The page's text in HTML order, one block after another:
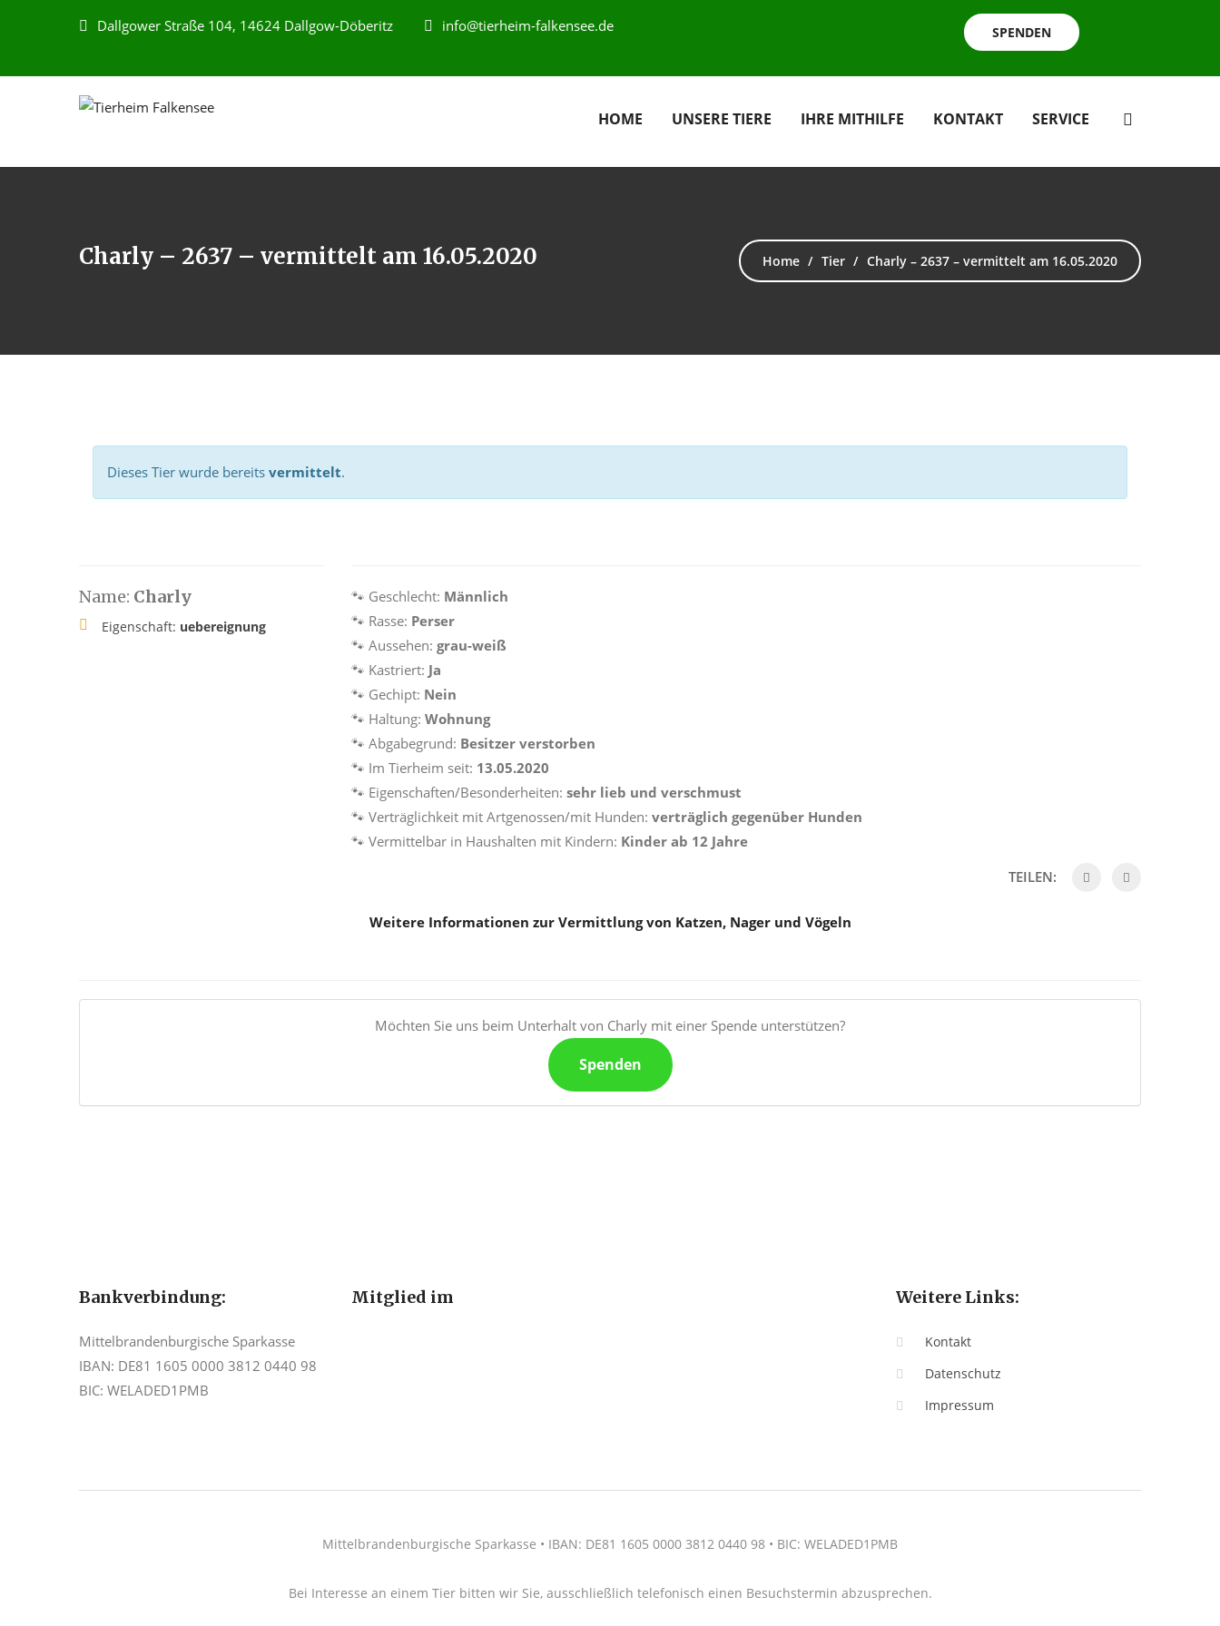
Dallgower Straße 104, 14624 Dallgow-Döberitz info@tierheim-falkensee.de SPENDEN
HOME UNSERE TIERE IHRE MITHILFE KONTAKT SERVICE
Charly – 2637 – vermittelt am 16.05.2020 Home Tier Charly – 2637 – vermittelt am 16.05.2020
Dieses Tier wurde bereits vermittelt.
Name: Charly
Eigenschaft: uebereignung
🐾 Geschlecht: Männlich
🐾 Rasse: Perser
🐾 Aussehen: grau-weiß
🐾 Kastriert: Ja
🐾 Gechipt: Nein
🐾 Haltung: Wohnung
🐾 Abgabegrund: Besitzer verstorben
🐾 Im Tierheim seit: 13.05.2020
🐾 Eigenschaften/Besonderheiten: sehr lieb und verschmust
🐾 Verträglichkeit mit Artgenossen/mit Hunden: verträglich gegenüber Hunden
🐾 Vermittelbar in Haushalten mit Kindern: Kinder ab 12 Jahre
TEILEN:
Weitere Informationen zur Vermittlung von Katzen, Nager und Vögeln
Möchten Sie uns beim Unterhalt von Charly mit einer Spende unterstützen?
Spenden
Bankverbindung:
Mittelbrandenburgische Sparkasse
IBAN: DE81 1605 0000 3812 0440 98
BIC: WELADED1PMB
Mitglied im Weitere Links:
Kontakt
Datenschutz
Impressum
Mittelbrandenburgische Sparkasse • IBAN: DE81 1605 0000 3812 0440 98 • BIC: WELADED1PMB
Bei Interesse an einem Tier bitten wir Sie, ausschließlich telefonisch einen Besuchstermin abzusprechen.